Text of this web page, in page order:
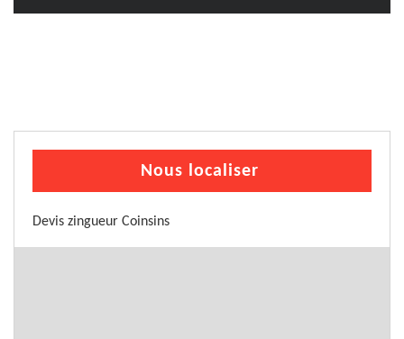
Nous localiser
Devis zingueur Coinsins